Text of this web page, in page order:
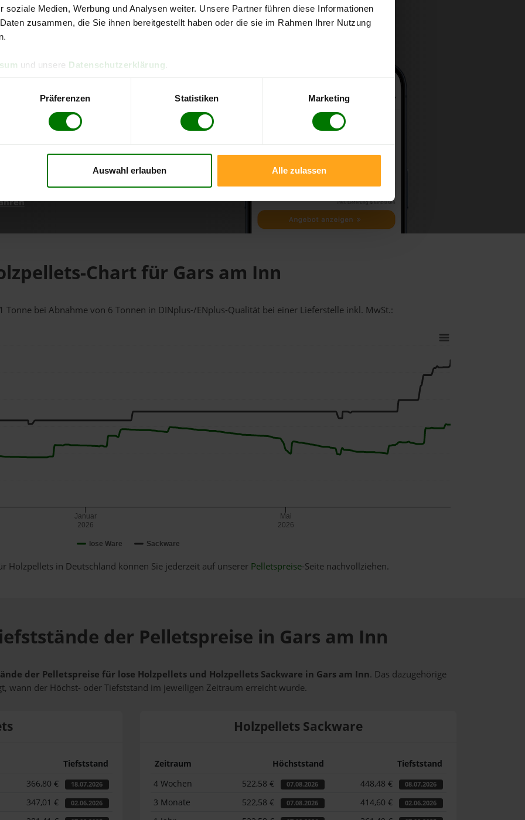
soziale Medien, Werbung und Analysen weiter. Unsere Partner führen diese Informationen
zusammen, die Sie ihnen bereitgestellt haben oder die sie im Rahmen Ihrer Nutzung
und unsere Datenschutzerklärung
Präferenzen Statistiken Marketing
Auswahl erlauben Alle zulassen
kostenlose
direkt online bestellen
aktuellen Stand
Chart für Gars am Inn
Tonne bei Abnahmevon 6 Tonnen in DINplus-/ENplus-Qualität bei einer Lieferstelle inkl. MwSt.:
lose Ware Sackware
Januar
2026
Mai
2026
Holzpellets in Deutschland können Sie jederzeit auf unserer Pelletspreise-Seite nachvollziehen.
der Pelletspreise in Gars am Inn
der Pelletspreise für lose Holzpellets und Holzpellets Sackware in Gars am Inn. Das dazugehörige
wann der Höchst- oder Tiefststand im jeweiligen Zeitraum erreicht wurde.
Tiefststand
366,80 € 18.07.2026
347,01 € 02.06.2026
Holzpellets Sackware
Zeitraum Höchststand
Tiefststand
4 Wochen
522,58 € 07.08.2026 448,48 € 08.07.2026
3 Monate 522,58 € 07.08.2026 414,60 € 02.06.2026